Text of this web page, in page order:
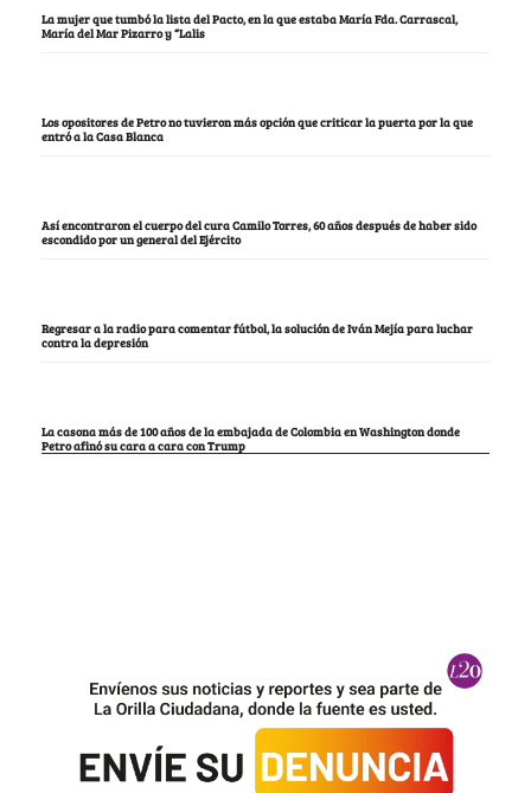
La mujer que tumbó la lista del Pacto, en la que estaba María Fda. Carrascal,
María del Mar Pizarro y “Lalis
Los opositores de Petro no tuvieron más opción que criticar la puerta por la que
entró a la Casa Blanca
Así encontraron el cuerpo del cura Camilo Torres, 60 años después de haber sido
escondido por un general del Ejército
Regresar a la radio para comentar fútbol, la solución de Iván Mejía para luchar
contra la depresión
La casona más de 100 años de la embajada de Colombia en Washington donde
Petro afinó su cara a cara con Trump